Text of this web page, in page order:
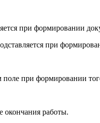
при формировании
при
при формировании
окончания работы.